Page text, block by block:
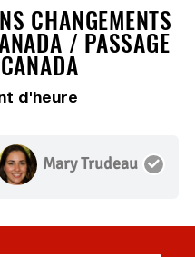
CHANGEMENTS
/ PASSAGE
d'heure
Mary Trudeau